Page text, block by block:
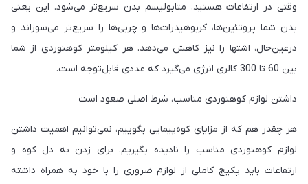
وقتی در ارتفاعات هستید، متابولیسم بدن سریع‌تر می‌شود. این یعنی
بدن شما پروتئین‌ها، کربوهیدرات‌ها و چربی‌ها را سریع‌تر می‌سوزاند و
درعین‌حال، اشتها را نیز کاهش می‌دهد. هر کیلومتر کوهنوردی از شما
بین 60 تا 300 کالری انرژی می‌گیرد که عددی قابل‌توجه است.
داشتن لوازم کوهنوردی مناسب، شرط اصلی صعود است
هر چقدر هم که از مزایای کوه‌پیمایی بگوییم، نمی‌توانیم اهمیت داشتن
لوازم کوهنوردی مناسب را نادیده بگیریم. برای زدن به دل کوه و
ارتفاعات باید پکیچ کاملی از لوازم ضروری را با خود به همراه داشته